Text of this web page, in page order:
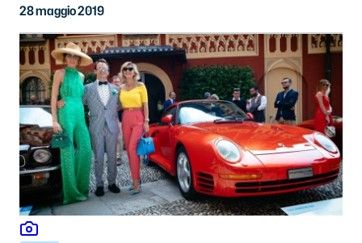
28 maggio 2019